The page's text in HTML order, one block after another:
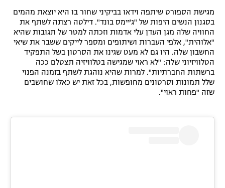
מגישת הספורט שיתפה וידאו בביקיני שחור בו היא יוצאת מהמים
בסגנון הנשים היפות של "ג'יימס בונד". דילטה רצתה לשתף את
החוויה שלה מגן העדן עלי אדמות וזכתה למטר של תגובות שהיא
"אלוהית", אלפי העברות ושיתופים ומספר לייקים ששבר את שיאי
החשבון שלה. היו גם לא מעט שגינו את הסרטון בשל התפקיד
הטלוויזיוני שלה: "לא ראוי שמגישה בטלוויזיה תצטלם ככה
ברשתות החברתיות". למרות שהיא נוהגת לשתף בזמנה הפנוי
שלל תמונות וסרטונים מחופשות, בכל זאת יש כאלו שחושבים
שזה "פחות ראוי".